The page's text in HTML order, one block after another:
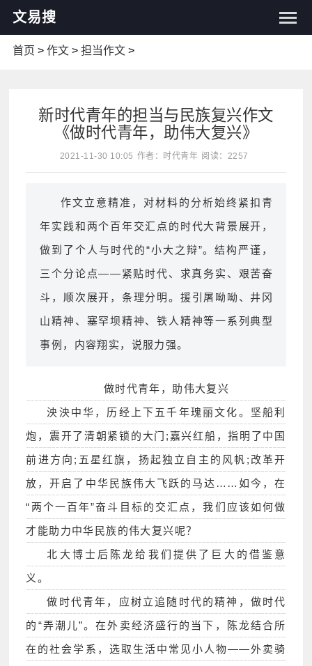
文易搜
首页 > 作文> 担当作文>
新时代青年的担当与民族复兴作文
《做时代青年，助伟大复兴》
2021-11-30 10:05 作者：时代青年 阅读：2257
作文立意精准，对材料的分析始终紧扣青
年实践和两个百年交汇点的时代大背景展开，
做到了个人与时代的“小大之辩”。结构严谨，
三个分论点——紧贴时代、求真务实、艰苦奋
斗，顺次展开，条理分明。援引屠呦呦、井冈
山精神、塞罕坝精神、铁人精神等一系列典型
事例，内容翔实，说服力强。
做时代青年，助伟大复兴
泱泱中华，历经上下五千年瑰丽文化。坚船利
炮，震开了清朝紧锁的大门;嘉兴红船，指明了中国
前进方向;五星红旗，扬起独立自主的风帆;改革开
放，开启了中华民族伟大飞跃的马达……如今，在
“两个一百年”奋斗目标的交汇点，我们应该如何做
才能助力中华民族的伟大复兴呢？
北大博士后陈龙给我们提供了巨大的借鉴意
义。
做时代青年，应树立追随时代的精神，做时代
的“弄潮儿”。在外卖经济盛行的当下，陈龙结合所
在的社会学系，选取生活中常见小人物——外卖骑